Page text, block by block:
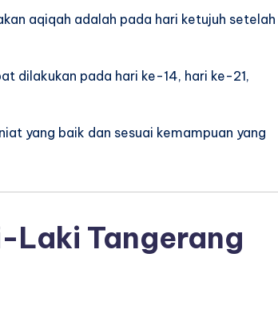
aqiqah adalah pada hari ketujuh setelah
dilakukan pada hari ke-14, hari ke-21,
yang baik dan sesuai kemampuan yang
Laki Tangerang